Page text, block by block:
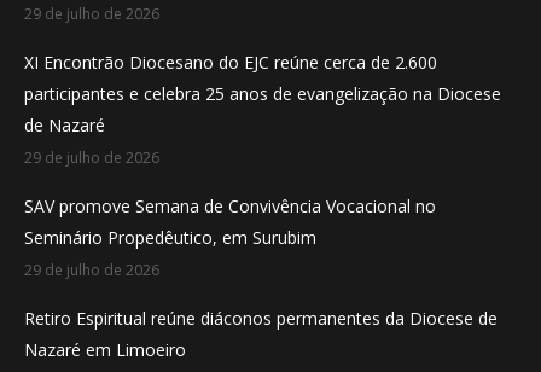
29 de julho de 2026
XI Encontrão Diocesano do EJC reúne cerca de 2.600
participantes e celebra 25 anos de evangelização na Diocese
de Nazaré
29 de julho de 2026
SAV promove Semana de Convivência Vocacional no
Seminário Propedêutico, em Surubim
29 de julho de 2026
Retiro Espiritual reúne diáconos permanentes da Diocese de
Nazaré em Limoeiro